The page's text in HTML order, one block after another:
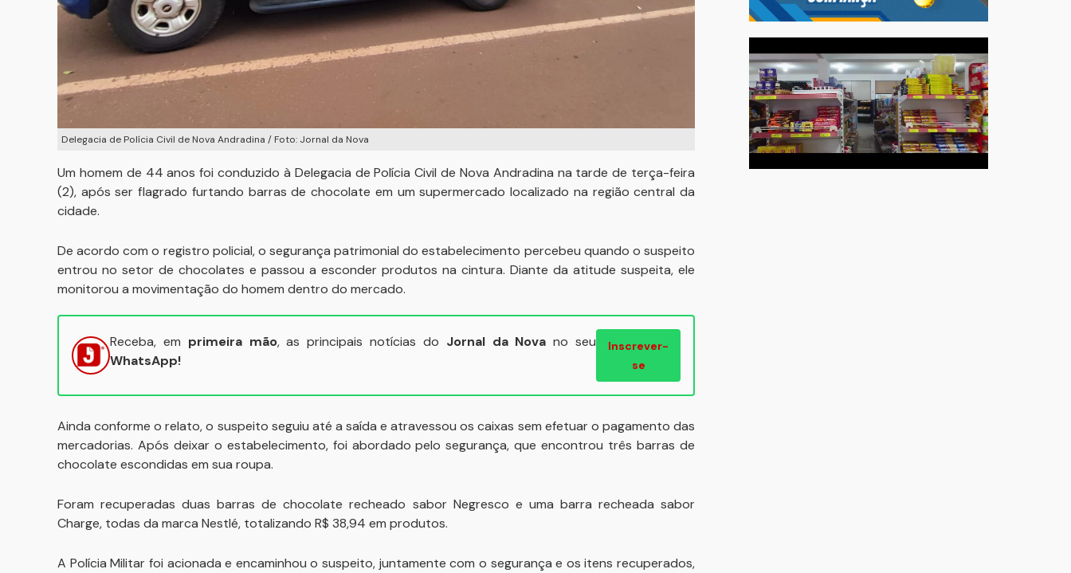
Delegacia de Polícia Civil de Nova Andradina / Foto: Jornal da Nova
Um homem de 44 anos foi conduzido à Delegacia de Polícia Civil de Nova Andradina na tarde de terça-feira
(2), após ser flagrado furtando barras de chocolate em um supermercado localizado na região central da
cidade.
De acordo com o registro policial, o segurança patrimonial do estabelecimento percebeu quando o suspeito
entrou no setor de chocolates e passou a esconder produtos na cintura. Diante da atitude suspeita, ele
monitorou a movimentação do homem dentro do mercado.
Receba, em primeira mão, as principais notícias do Jornal da Nova no seu
WhatsApp!
Inscrever-
se
Ainda conforme o relato, o suspeito seguiu até a saída e atravessou os caixas sem efetuar o pagamento das
mercadorias. Após deixar o estabelecimento, foi abordado pelo segurança, que encontrou três barras de
chocolate escondidas em sua roupa.
Foram recuperadas duas barras de chocolate recheado sabor Negresco e uma barra recheada sabor
Charge, todas da marca Nestlé, totalizando R$ 38,94 em produtos.
A Polícia Militar foi acionada e encaminhou o suspeito, juntamente com o segurança e os itens recuperados,